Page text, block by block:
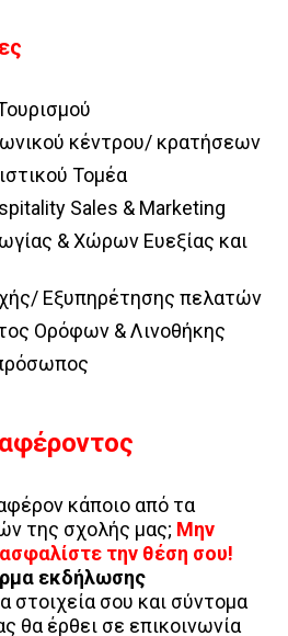
κέντρου/ κρατήσεων
Τομέα
Sales & Marketing
& Χώρων Ευεξίας και
Εξυπηρέτησης πελατών
Ορόφων & Λινοθήκης
κάποιο από τα
της σχολής μας; Μην
την θέση σου!
εκδήλωσης
στοιχεία σου και σύντομα
θα έρθει σε επικοινωνία